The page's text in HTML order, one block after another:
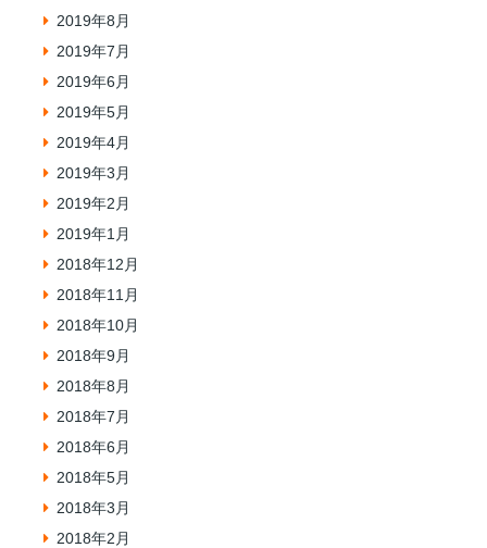
2019年8月
2019年7月
2019年6月
2019年5月
2019年4月
2019年3月
2019年2月
2019年1月
2018年12月
2018年11月
2018年10月
2018年9月
2018年8月
2018年7月
2018年6月
2018年5月
2018年3月
2018年2月